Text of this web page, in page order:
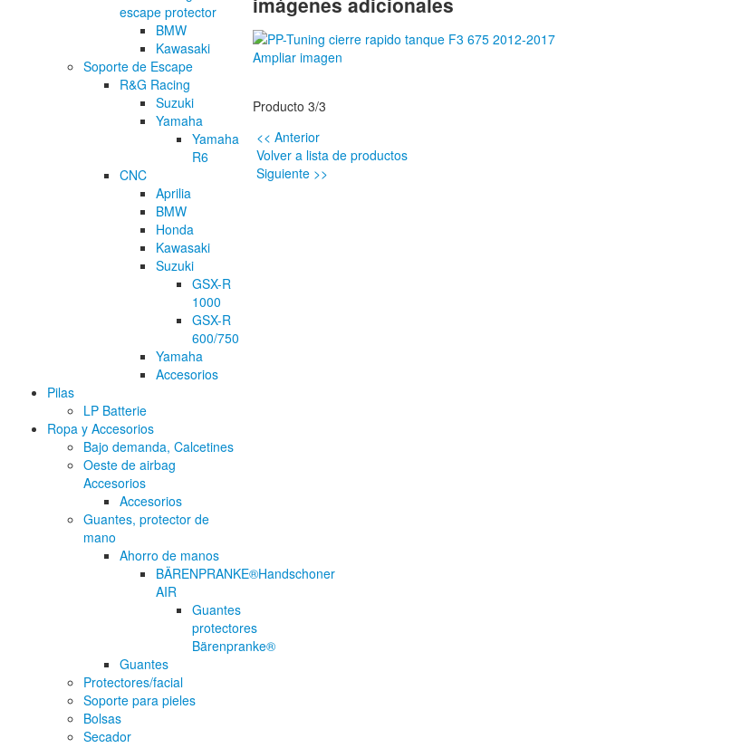
escape protector
BMW
Kawasaki
Soporte de Escape
R&G Racing
Suzuki
Yamaha
Yamaha
R6
CNC
Aprilia
BMW
Honda
Kawasaki
Suzuki
GSX-R
1000
GSX-R
600/750
Yamaha
Accesorios
Pilas
LP Batterie
Ropa y Accesorios
Bajo demanda, Calcetines
Oeste de airbag
Accesorios
Accesorios
Guantes, protector de
mano
Ahorro de manos
BÄRENPRANKE®Handschoner
AIR
Guantes
protectores
Bärenpranke®
Guantes
Protectores/facial
Soporte para pieles
Bolsas
Secador
Ampliar imagen
Producto 3/3
<< Anterior
Volver a lista de productos
Siguiente >>